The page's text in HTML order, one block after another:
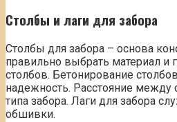
Столбы и лаги для забора
Столбы для забора – основа
правильно выбрать материал и
столбов. Бетонирование
надежность. Расстояние между
типа забора. Лаги для забора
обшивки.